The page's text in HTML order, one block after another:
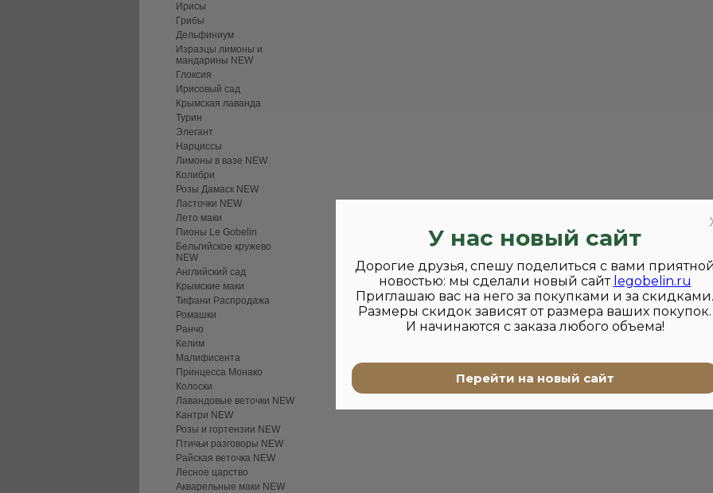
Ирисы
Грибы
Дельфиниум
Изразцы лимоны и
мандарины NEW
Глоксия
Ирисовый сад
Крымская лаванда
Турин
Элегант
Нарциссы
Лимоны в вазе NEW
Колибри
Розы Дамаск NEW
Ласточки NEW
Лето маки
Пионы Le Gobelin
Бельгийское кружево
NEW
Английский сад
Крымские маки
Тифани Распродажа
Ромашки
Ранчо
Келим
Малифисента
Принцесса Монако
Колоски
Лавандовые веточки NEW
Кантри NEW
Розы и гортензии NEW
Птичьи разговоры NEW
Райская веточка NEW
Лесное царство
Акварельные маки NEW
У нас новый сайт
Дорогие друзья, спешу поделиться с вами приятной
новостью: мы сделали новый сайт legobelin.ru
Приглашаю вас на него за покупками и за скидками.
Размеры скидок зависят от размера ваших покупок.
И начинаются с заказа любого объема!
Перейти на новый сайт